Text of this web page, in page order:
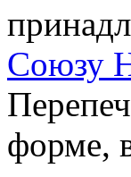
Союзу
форме,